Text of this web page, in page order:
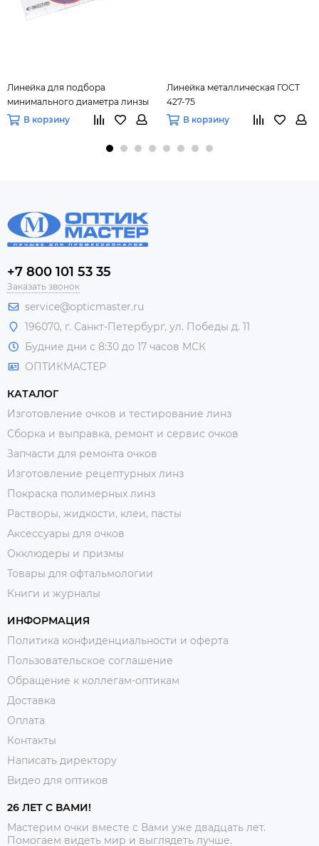
Линейка для подбора
минимального диаметра линзы
(раздвижная)
В корзину
Линейка металлическая ГОСТ
427-75
В корзину
+7 800 101 53 35
Заказать звонок
service@opticmaster.ru
196070, г. Санкт-Петербург, ул. Победы д. 11
Будние дни с 8:30 до 17 часов МСК
ОПТИКМАСТЕР
КАТАЛОГ
Изготовление очков и тестирование линз
Сборка и выправка, ремонт и сервис очков
Запчасти для ремонта очков
Изготовление рецептурных линз
Покраска полимерных линз
Растворы, жидкости, клеи, пасты
Аксессуары для очков
Окклюдеры и призмы
Товары для офтальмологии
Книги и журналы
ИНФОРМАЦИЯ
Политика конфиденциальности и оферта
Пользовательское соглашение
Обращение к коллегам-оптикам
Доставка
Оплата
Контакты
Написать директору
Видео для оптиков
26 ЛЕТ С ВАМИ!
Мастерим очки вместе с Вами уже двадцать лет.
Помогаем видеть мир и выглядеть лучше.